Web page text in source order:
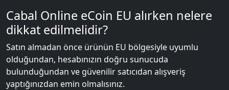
Cabal Online eCoin EU alırken nelere
dikkat edilmelidir?
Satın almadan önce ürünün EU bölgesiyle uyumlu
olduğundan, hesabınızın doğru sunucuda
bulunduğundan ve güvenilir satıcıdan alışveriş
yaptığınızdan emin olmalısınız.